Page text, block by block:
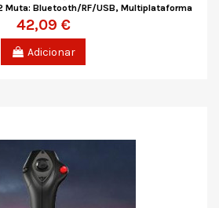
Muta: Bluetooth/RF/USB, Multiplataforma
42,09 €
Adicionar